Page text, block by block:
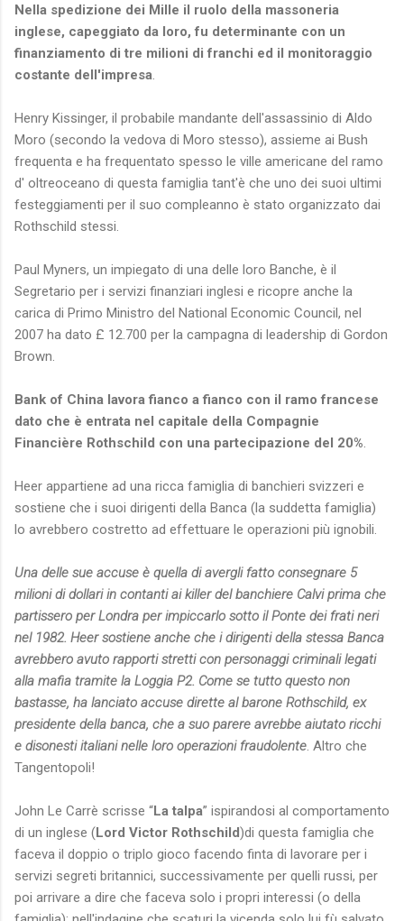
Nella spedizione dei Mille il ruolo della massoneria
inglese, capeggiato da loro, fu determinante con un
finanziamento di tre milioni di franchi ed il monitoraggio
costante dell'impresa
Henry Kissinger, il probabile mandante dell'assassinio di Aldo
Moro (secondo la vedova di Moro stesso), assieme ai Bush
frequenta e ha frequentato spesso le ville americane del ramo
d' oltreoceano di questa famiglia tant'è che uno dei suoi ultimi
festeggiamenti per il suo compleanno è stato organizzato dai
Rothschild stessi.
Paul Myners, un impiegato di una delle loro Banche, è il
Segretario per i servizi finanziari inglesi e ricopre anche la
carica di Primo Ministro del National Economic Council, nel
2007 ha dato £ 12.700 per la campagna di leadership di Gordon
Brown.
Bank of China lavora fianco a fianco con il ramo francese
dato che è entrata nel capitale della Compagnie
Financière Rothschild con una partecipazione del 20%
Heer appartiene ad una ricca famiglia di banchieri svizzeri e
sostiene che i suoi dirigenti della Banca (la suddetta famiglia)
lo avrebbero costretto ad effettuare le operazioni più ignobili.
Una delle sue accuse è quella di avergli fatto consegnare 5
milioni di dollari in contanti ai killer del banchiere Calvi prima che
partissero per Londra per impiccarlo sotto il Ponte dei frati neri
nel 1982. Heer sostiene anche che i dirigenti della stessa Banca
avrebbero avuto rapporti stretti con personaggi criminali legati
alla mafia tramite la Loggia P2. Come se tutto questo non
bastasse, ha lanciato accuse dirette al barone Rothschild, ex
presidente della banca, che a suo parere avrebbe aiutato ricchi
e disonesti italiani nelle loro operazioni fraudolente . Altro che
Tangentopoli!
John Le Carrè scrisse “La talpa” ispirandosi al comportamento
di un inglese (Lord Victor Rothschild)di questa famiglia che
faceva il doppio o triplo gioco facendo finta di lavorare per i
servizi segreti britannici, successivamente per quelli russi, per
poi arrivare a dire che faceva solo i propri interessi (o della